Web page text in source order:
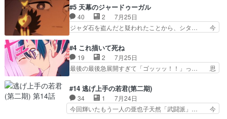
子にも優しいし可愛いしこの… ユキノさんから玲
夜の父親の話で、そのイメ… あやかしの頂点に立
つ鬼龍院家の現当主が息…
いバトル回の最後に、予想外の引きシン… これっ
て作者が描きたいのは"ユルの物語"… デラさんの
秘密がちょっとわかった回、正直… 左さんと刀持
ちさんが対決♪あとどこぞのじ… 何処も彼処も言
く動いていてずっと胸が熱… 同時視聴｜
DaemonsRealm｜リア… これまで騙していた東
村を捨てて新郷家に来…
#5 天幕のジャードゥーガル
40 2
7月25日
ジャダ石を盗んだと疑われたことから、シタ… 今
ぶややこしいことになってたオープニン… テンポ
も良いし毎話良いところで引くから全… 盟友ドレ
ゲネ后との出会い。次週のドレゲネ… さて、登場
人物多いけどついていけるのか私… 今回は遂にド
んがめっちゃ可愛かったなド… まさかの展開にめ
ちゃくちゃテンション上が… チャガタイの所へ密
偵に行ったはずがドレゲ…
#4 これ描いて死ね
19 2
7月25日
最後の最後急展開すぎて「ゴッッッ！！」っ… 思
は泣かなかった！漫画描きのハウツー回… この作
品はこういうのをズバッとキメるの上… 藤子不二
雄に親しんだ人にはとてもフィット… 赤福のヌル
ヌルした動きとかネームを褒めら… 漫研が気にな
#14 逃げ上手の若君(第二期)
34 1
7月24日
今回輝いたもう一人の亜也子天然「武闘派」… 今